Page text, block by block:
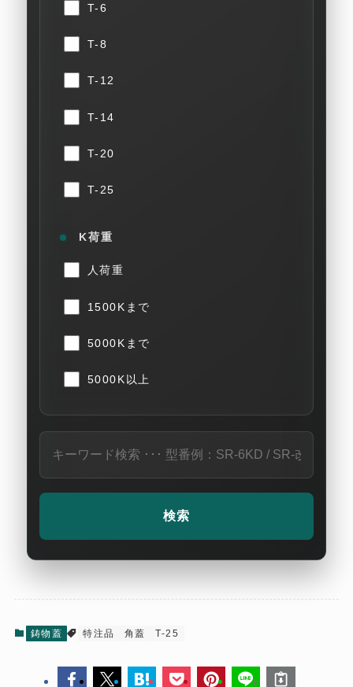
T-6
T-8
T-12
T-14
T-20
T-25
K荷重
人荷重
1500Kまで
5000Kまで
5000K以上
鋳物蓋 特注品 角蓋 T-25